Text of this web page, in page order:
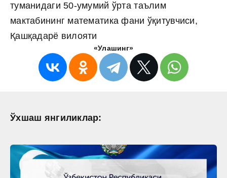
туманидаги 50-умумий ўрта таълим
мактабининг математика фани ўқитувчиси,
Қашқадарё вилояти
«Улашинг»
Ўхшаш янгиликлар: